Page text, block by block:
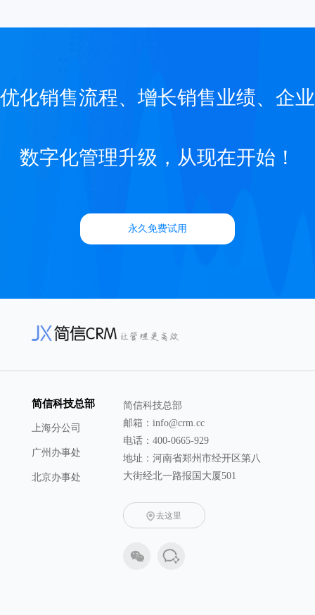
优化销售流程、增长销售业绩、企业
数字化管理升级，从现在开始！
永久免费试用
简信科技总部
上海分公司
广州办事处
北京办事处
简信科技总部
邮箱：info@crm.cc
电话：400-0665-929
地址：河南省郑州市经开区第八
大街经北一路报国大厦501
去这里